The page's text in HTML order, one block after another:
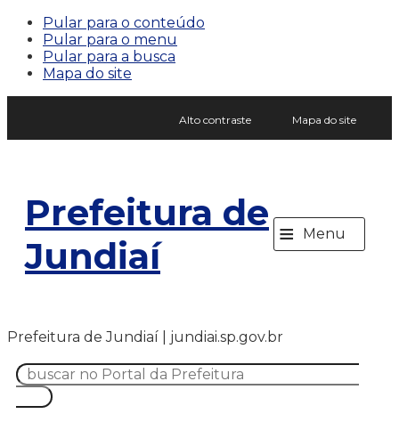
Pular para o conteúdo
Pular para o menu
Pular para a busca
Mapa do site
Alto contraste Mapa do site
Prefeitura de
Jundiaí
≡ Menu
Prefeitura de Jundiaí | jundiai.sp.gov.br